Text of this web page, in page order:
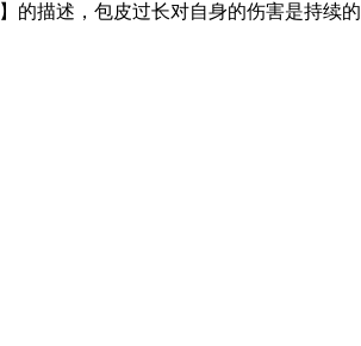
的描述，包皮过长对自身的伤害是持续